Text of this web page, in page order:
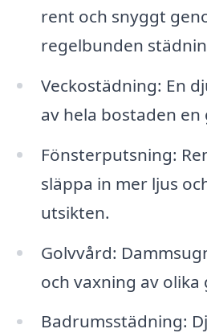
rent och snyggt
regelbunden
Veckostädning: En
av hela bostaden en
Fönsterputsning:
släppa in mer ljus
utsikten.
Golvvård:
och vaxning av olika
Badrumsstädning: